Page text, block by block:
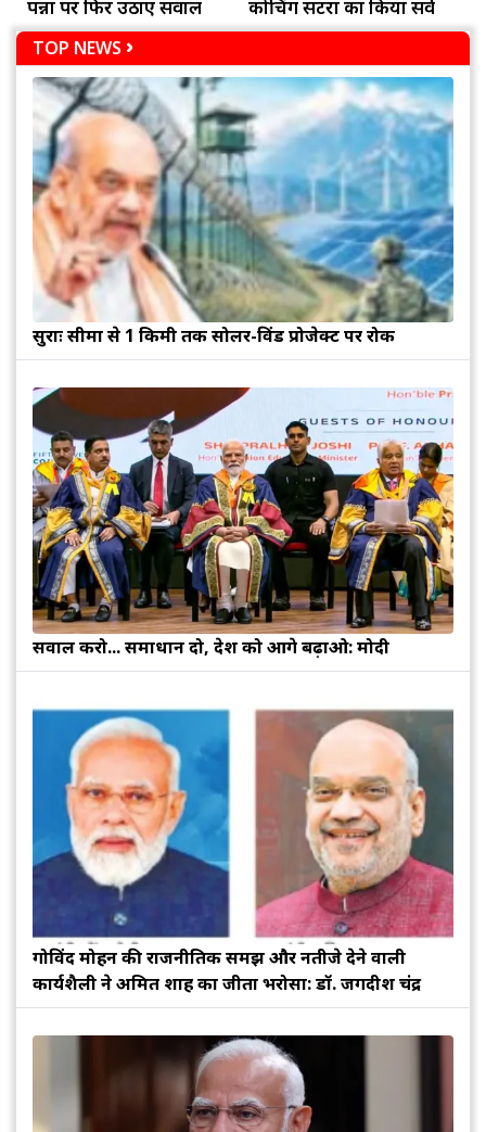
पन्नों पर फिर उठाए सवाल कोचिंग सेंटरों का किया सर्वे
TOP NEWS
सुरक्षाः सीमा से 1 किमी तक सोलर-विंड प्रोजेक्ट पर रोक
सवाल करो... समाधान दो, देश को आगे बढ़ाओ: मोदी
गोविंद मोहन की राजनीतिक समझ और नतीजे देने वाली
कार्यशैली ने अमित शाह का जीता भरोसा: डॉ. जगदीश चंद्र